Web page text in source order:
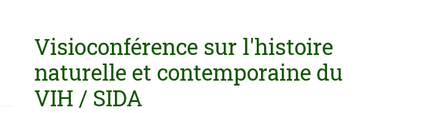
Visioconférence sur l'histoire
naturelle et contemporaine du
VIH / SIDA